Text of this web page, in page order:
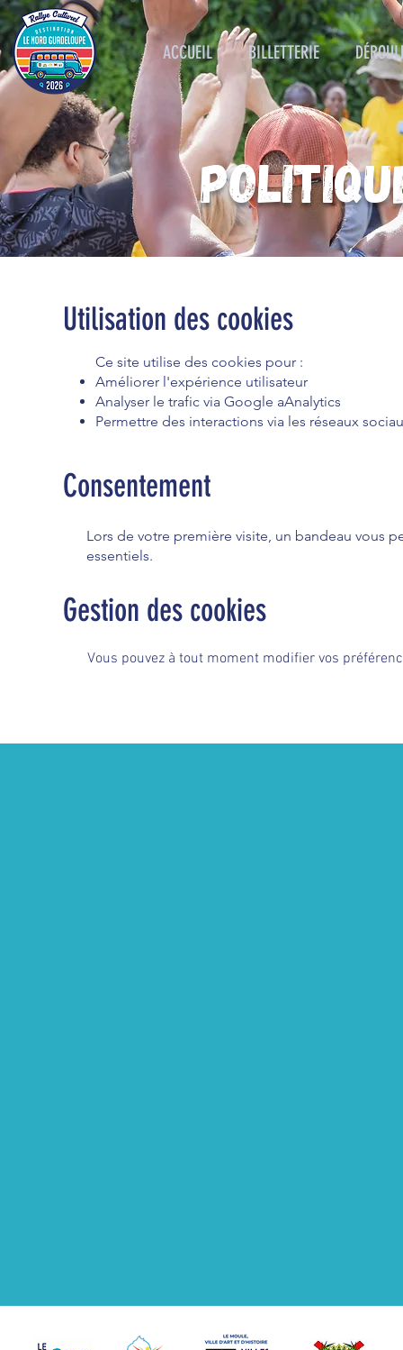
ACCUEIL BILLETTERIE
Utilisation des cookies
Ce site utilise des cookies pour :
Améliorer l'expérience utilisateur
Analyser le trafic via Google aAnalytics
Permettre des interactions via les réseaux
Consentement
Lors de votre première visite, un bandeau vous
essentiels.
Gestion des cookies
Vous pouvez à tout moment modifier vos